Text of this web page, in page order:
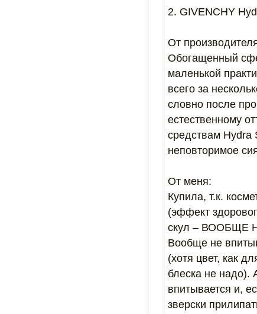
2. GIVENCHY
От
Обогащенный
маленькой
всего за
словно после
естественному
средствам Hydra
неповторимое
От меня:
Купила, т.к.
(эффект
скул – ВООБЩЕ
Вообще не
(хотя цвет, как
блеска не надо).
впитывается и,
зверски